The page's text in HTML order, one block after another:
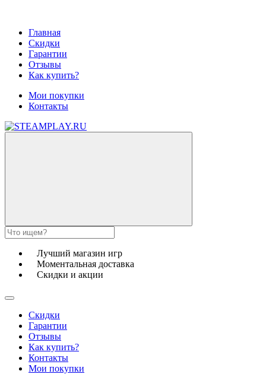
Главная
Скидки
Гарантии
Отзывы
Как купить?
Мои покупки
Контакты
Лучший магазин игр
Моментальная доставка
Скидки и акции
Скидки
Гарантии
Отзывы
Как купить?
Контакты
Мои покупки